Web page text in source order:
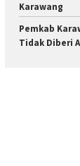
Karawang
Pemkab
Tidak Diberi